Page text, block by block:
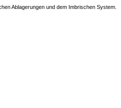
Ablagerungen und dem Imbrischen System.